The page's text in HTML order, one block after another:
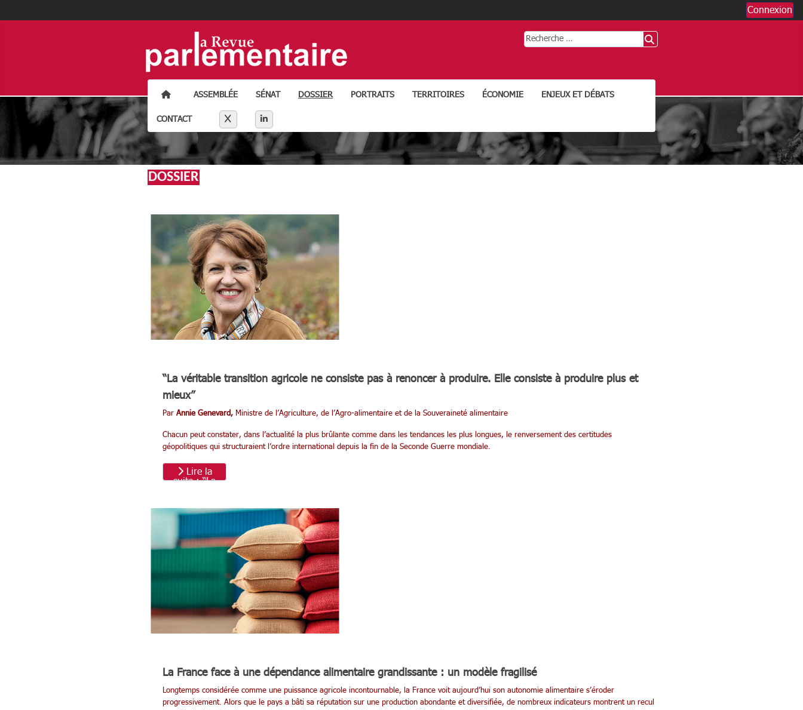
Connexion
Rechercher
ACCUEILASSEMBLÉE SÉNAT DOSSIER PORTRAITS TERRITOIRES ÉCONOMIE ENJEUX ET DÉBATS
CONTACT Séparateur liens réseaux
DOSSIER
“La véritable transition agricole ne consiste pas à renoncer à produire. Elle consiste à produire plus et
mieux”
ParAnnie Genevard, Ministre de l’Agriculture, de l’Agro-alimentaire et de la Souveraineté alimentaire
Chacun peut constater, dans l’actualité la plus brûlante comme dans les tendances les plus longues, le renversement des certitudes
géopolitiques qui structuraient l’ordre international depuis la fin de la Seconde Guerre mondiale.
Lire la
suite : “La
agricole ne
consiste pas
produire. Elle
consiste à
La France face à une dépendance alimentaire grandissante : un modèle fragilisé
Longtemps considérée comme une puissance agricole incontournable, la France voit aujourd’hui son autonomie alimentaire s’éroder
progressivement. Alors que le pays a bâti sa réputation sur une production abondante et diversifiée, de nombreux indicateurs montrent un recul